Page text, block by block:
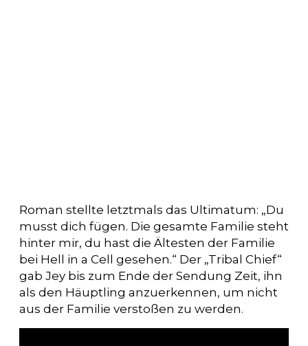
Roman stellte letztmals das Ultimatum: „Du
musst dich fügen. Die gesamte Familie steht
hinter mir, du hast die Ältesten der Familie
bei Hell in a Cell gesehen.“ Der „Tribal Chief“
gab Jey bis zum Ende der Sendung Zeit, ihn
als den Häuptling anzuerkennen, um nicht
aus der Familie verstoßen zu werden.